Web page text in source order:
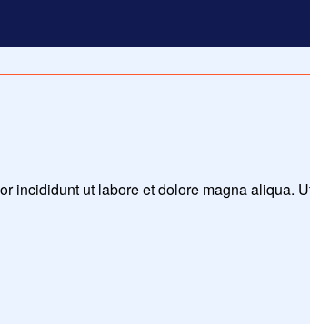
incididunt ut labore et dolore magna aliqua.